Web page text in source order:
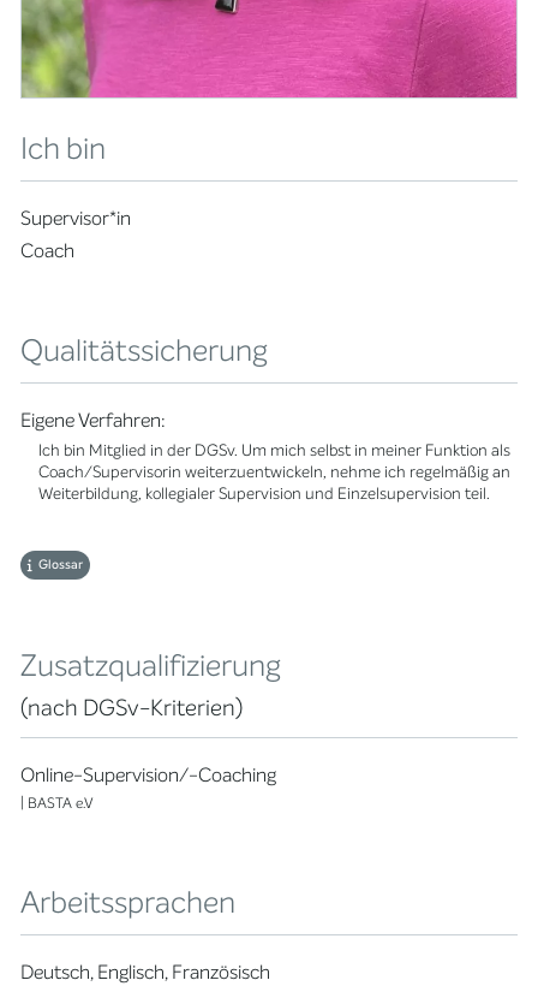
Ich bin
Supervisor*in
Coach
Qualitätssicherung
Eigene Verfahren:
Ich bin Mitglied in der DGSv. Um mich selbst in meiner Funktion als
Coach/Supervisorin weiterzuentwickeln, nehme ich regelmäßig an
Weiterbildung, kollegialer Supervision und Einzelsupervision teil.
Glossar
Zusatzqualifizierung
(nach DGSv-Kriterien)
Online-Supervision/-Coaching
| BASTA e.V
Arbeitssprachen
Deutsch, Englisch, Französisch